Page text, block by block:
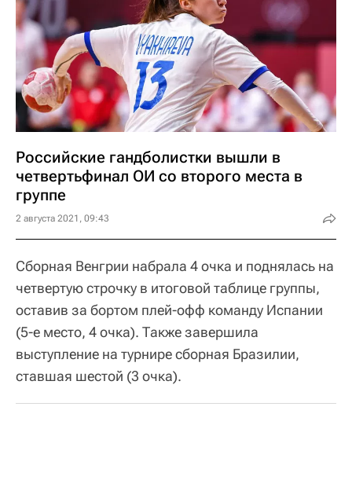
Российские гандболистки вышли в
четвертьфинал ОИ со второго места в
группе
2 августа 2021, 09:43
Сборная Венгрии набрала 4 очка и поднялась на
четвертую строчку в итоговой таблице группы,
оставив за бортом плей-офф команду Испании
(5-е место, 4 очка). Также завершила
выступление на турнире сборная Бразилии,
ставшая шестой (3 очка).